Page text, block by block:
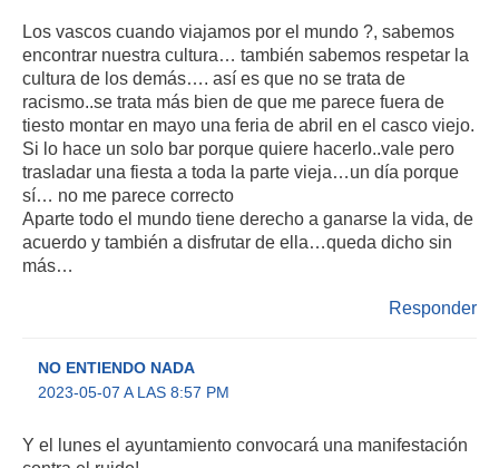
Los vascos cuando viajamos por el mundo ?, sabemos
encontrar nuestra cultura… también sabemos respetar la
cultura de los demás…. así es que no se trata de
racismo..se trata más bien de que me parece fuera de
tiesto montar en mayo una feria de abril en el casco viejo.
Si lo hace un solo bar porque quiere hacerlo..vale pero
trasladar una fiesta a toda la parte vieja…un día porque
sí… no me parece correcto
Aparte todo el mundo tiene derecho a ganarse la vida, de
acuerdo y también a disfrutar de ella…queda dicho sin
más…
Responder
NO ENTIENDO NADA
2023-05-07 A LAS 8:57 PM
Y el lunes el ayuntamiento convocará una manifestación